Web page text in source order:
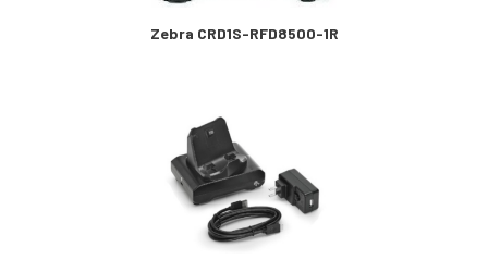
Zebra CRD1S-RFD8500-1R